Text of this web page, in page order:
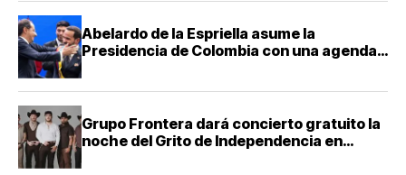
Abelardo de la Espriella asume la
Presidencia de Colombia con una agenda
Grupo Frontera dará concierto gratuito la
noche del Grito de Independencia en